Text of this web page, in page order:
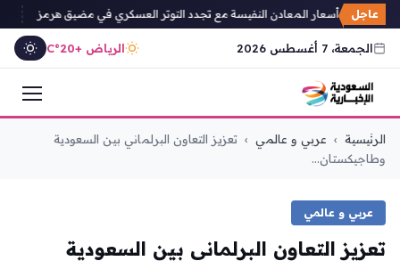
عاجل
حاد في أسعار المعادن النفيسة مع تجدد التوتر العسكري في مضيق هرمز
الجمعة، 7 أغسطس 2026 الرياض +20°C
التجاوز
الرئيسية › عربي و عالمي › تعزيز التعاون البرلماني بين السعودية
وطاجيكستان...
عربي و عالمي
تعزيز التعاون البرلماني بين السعودية